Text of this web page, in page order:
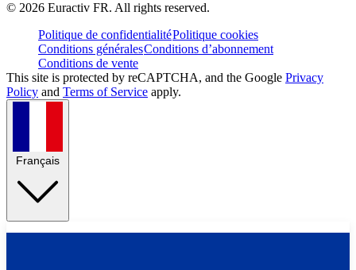
© 2026 Euractiv FR. All rights reserved.
Politique de confidentialitéPolitique cookies
Conditions généralesConditions d’abonnement
Conditions de vente
This site is protected by reCAPTCHA, and the Google Privacy
Policy and Terms of Service apply.
Français